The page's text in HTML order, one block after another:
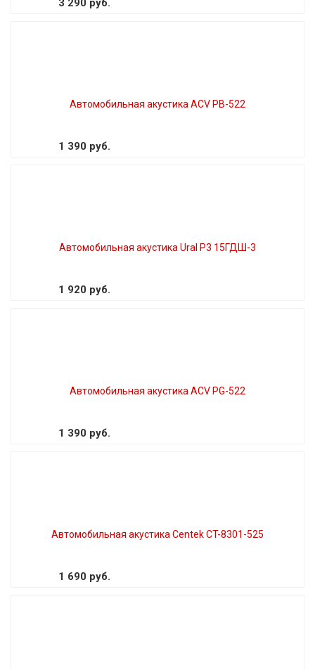
3 290 руб.
Автомобильная акустика ACV PB-522
1 390 руб.
Автомобильная акустика Ural Р3 15ГДШ-3
1 920 руб.
Автомобильная акустика ACV PG-522
1 390 руб.
Автомобильная акустика Centek CT-8301-525
1 690 руб.